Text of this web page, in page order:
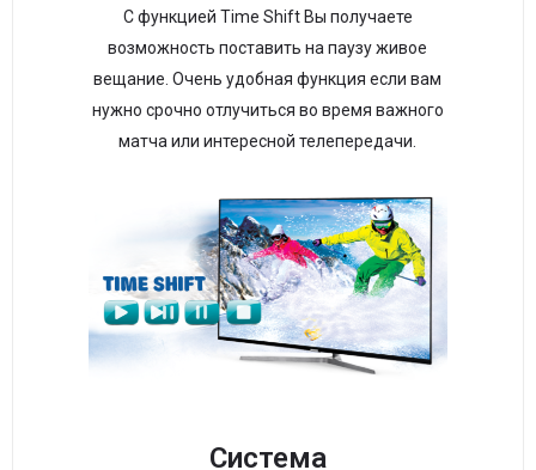
С функцией Time Shift Вы получаете
возможность поставить на паузу живое
вещание. Очень удобная функция если вам
нужно срочно отлучиться во время важного
матча или интересной телепередачи.
Система